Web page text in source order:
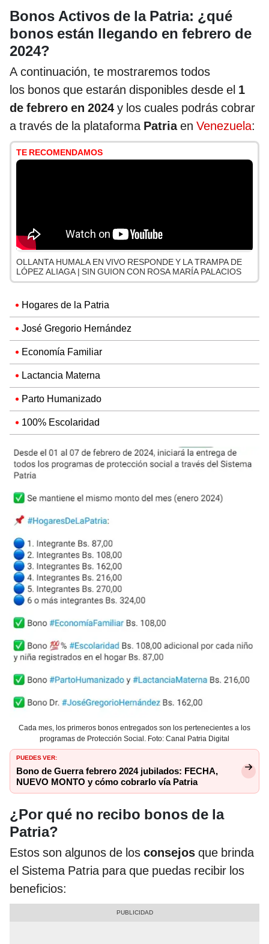
Bonos Activos de la Patria: ¿qué
bonos están llegando en febrero de
2024?
A continuación, te mostraremos todos
los bonos que estarán disponibles desde el 1
de febrero en 2024 y los cuales podrás cobrar
a través de la plataforma Patriaen Venezuela:
TE RECOMENDAMOS
OLLANTA HUMALA EN VIVO RESPONDE Y LA TRAMPA DE
LÓPEZ ALIAGA | SIN GUION CON ROSA MARÍA PALACIOS
Hogares de la Patria
José Gregorio Hernández
Economía Familiar
Lactancia Materna
Parto Humanizado
100% Escolaridad
Cada mes, los primeros bonos entregados son los pertenecientes a los
programas de Protección Social. Foto: Canal Patria Digital
PUEDES VER:
Bono de Guerra febrero 2024 jubilados: FECHA,
NUEVO MONTO y cómo cobrarlo vía Patria
¿Por qué no recibo bonos de la
Patria?
Estos son algunos de los consejos que brinda
el Sistema Patria para que puedas recibir los
beneficios: